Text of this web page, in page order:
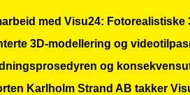
med Visu24:
3D-modellering og
og
Karlholm Strand AB takker